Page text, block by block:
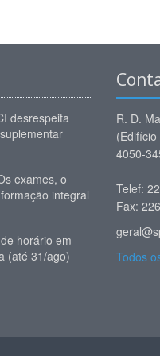
desrespeita
exames, o
integral
horário em
(até 31/ago)
R. D.
4050-
Telef:
Fax:
Todos